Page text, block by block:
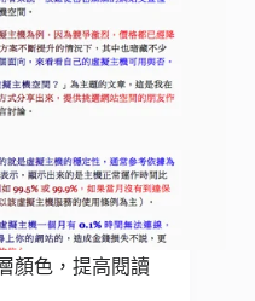
顏色，提高閱讀